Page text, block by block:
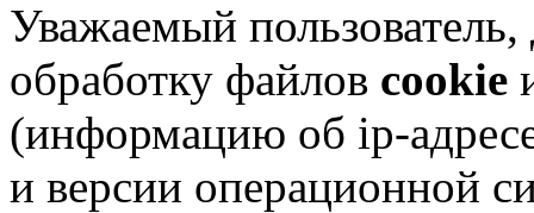
Уважаемый
обработку файлов cookie
(информацию об ip-
и версии операционной